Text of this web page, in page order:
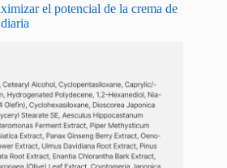
el potencial de la crema de